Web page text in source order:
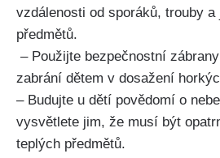
vzdálenosti od sporáků,⁤ trouby
předmětů.
– Použijte bezpečnostní
zabrání dětem v‍ dosažení
– Budujte ⁢u dětí povědomí o
vysvětlete jim, že musí⁣ být
teplých předmětů.